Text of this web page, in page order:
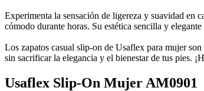
Experimenta la sensación de ligereza y suavidad en
cómodo durante horas. Su estética sencilla y
Los zapatos casual slip-on de Usaflex para mujer
sin sacrificar la elegancia y el bienestar de tus pies.
Usaflex Slip-On Mujer AM0901